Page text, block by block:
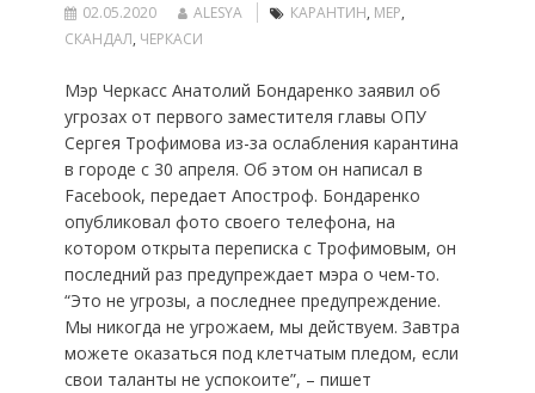
02.05.2020 ALESYA КАРАНТИН, МЕР,
СКАНДАЛ, ЧЕРКАСИ
Мэр Черкасс Анатолий Бондаренко заявил об
угрозах от первого заместителя главы ОПУ
Сергея Трофимова из-за ослабления карантина
в городе с 30 апреля. Об этом он написал в
Facebook, передает Апостроф. Бондаренко
опубликовал фото своего телефона, на
котором открыта переписка с Трофимовым, он
последний раз предупреждает мэра о чем-то.
“Это не угрозы, а последнее предупреждение.
Мы никогда не угрожаем, мы действуем. Завтра
можете оказаться под клетчатым пледом, если
свои таланты не успокоите”, – пишет